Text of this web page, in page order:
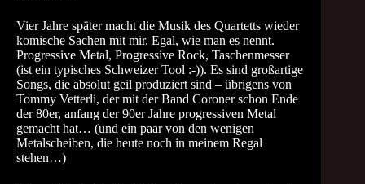
Vier Jahre später macht die Musik des Quartetts wieder
komische Sachen mit mir. Egal, wie man es nennt.
Progressive Metal, Progressive Rock, Taschenmesser
(ist ein typisches Schweizer Tool :-)). Es sind großartige
Songs, die absolut geil produziert sind – übrigens von
Tommy Vetterli, der mit der Band Coroner schon Ende
der 80er, anfang der 90er Jahre progressiven Metal
gemacht hat… (und ein paar von den wenigen
Metalscheiben, die heute noch in meinem Regal
stehen…)